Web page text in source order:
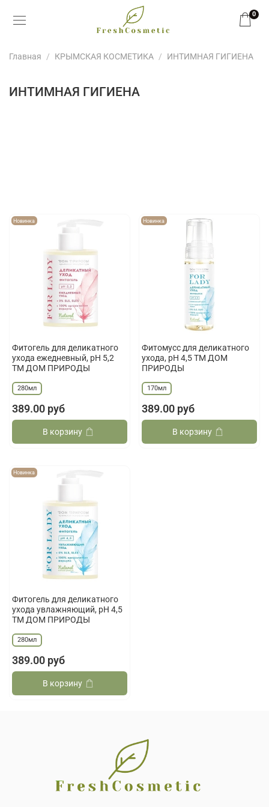
0
Главная КРЫМСКАЯ КОСМЕТИКА ИНТИМНАЯ ГИГИЕНА
ИНТИМНАЯ ГИГИЕНА
Новинка
Фитогель для деликатного
ухода ежедневный, рН 5,2
ТМ ДОМ ПРИРОДЫ
280мл
389.00 руб
В корзину
Новинка
Фитомусс для деликатного
ухода, рН 4,5 ТМ ДОМ
ПРИРОДЫ
170мл
389.00 руб
В корзину
Новинка
Фитогель для деликатного
ухода увлажняющий, рН 4,5
ТМ ДОМ ПРИРОДЫ
280мл
389.00 руб
В корзину